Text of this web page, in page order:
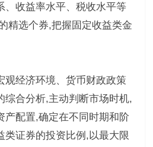
、收益率水平、税收水平等
精选个券,把握固定收益类金
观经济环境、货币财政政策
综合分析,主动判断市场时机,
产配置,确定在不同时期和阶
类证券的投资比例,以最大限